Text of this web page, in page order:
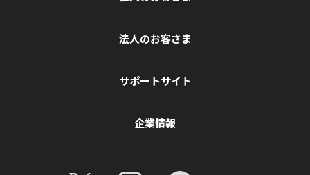
法人のお客さま
サポートサイト
企業情報